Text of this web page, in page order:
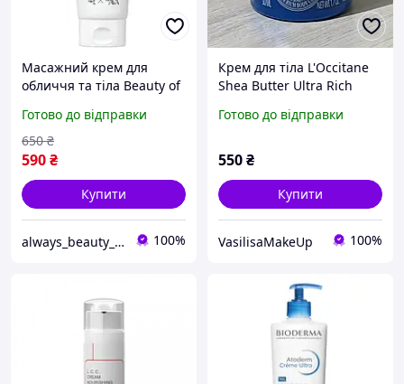
Масажний крем для
обличчя та тіла Beauty of
Cream For Face & Body
200ml (1232918)
Готово до відправки
590₴
650 ₴
Купити
always_beauty_kh 100%
Крем для тіла L'Occitane
Shea Butter Ultra Rich
Готово до відправки
550₴
Купити
VasilisaMakeUp 100%